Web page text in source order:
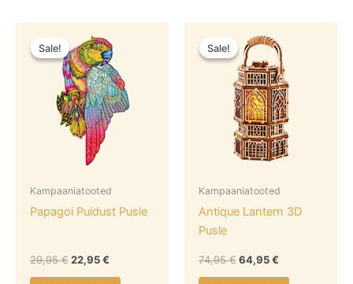
Sale!
Sale!
Kampaaniatooted
Papagoi Puidust Pusle
29,95€
hind
oli:
29,95 €.
22,95€
hind
on:
22,95 €.
Sale!
Sale!
Kampaaniatooted
Antique Lantern 3D
Pusle
74,95€
hind
oli:
74,95 €.
64,95€
hind
on:
64,95 €.